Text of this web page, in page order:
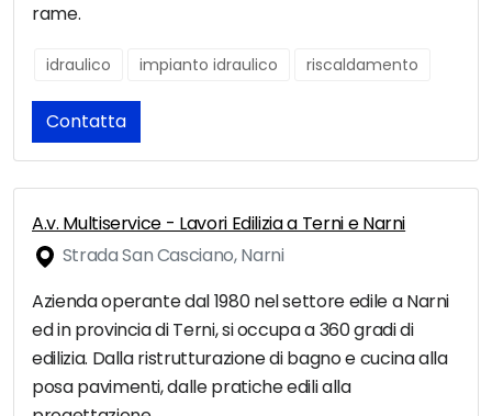
rame.
idraulico impianto idraulico riscaldamento
Contatta
A.v. Multiservice - Lavori Edilizia a Terni e Narni
Strada San Casciano, Narni
Azienda operante dal 1980 nel settore edile a Narni
ed in provincia di Terni, si occupa a 360 gradi di
edilizia. Dalla ristrutturazione di bagno e cucina alla
posa pavimenti, dalle pratiche edili alla